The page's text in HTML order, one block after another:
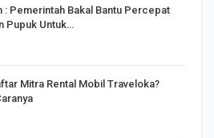
: Pemerintah Bakal Bantu Percepat
Pupuk Untuk…
Mitra Rental Mobil Traveloka?